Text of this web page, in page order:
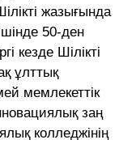
жазығында
50-ден
кезде Шілікті
ұлттық
мемлекеттік
заң
колледжінің